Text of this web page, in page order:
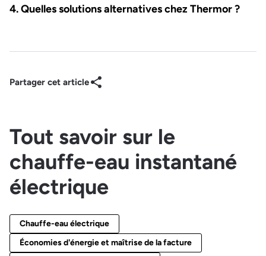
Quelles solutions alternatives chez Thermor ?
Partager cet article
Tout savoir sur le
chauffe-eau instantané
électrique
Chauffe-eau électrique
Économies d'énergie et maîtrise de la facture